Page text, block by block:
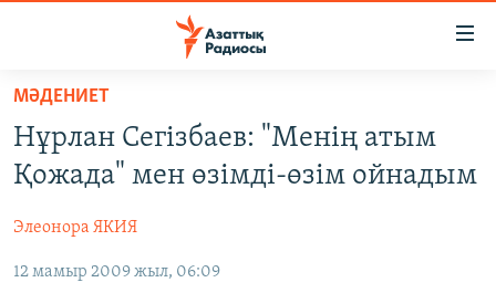
Skip
main
content
to
Navigation
САЯСАТ
ҚАҢТАР ОҚИҒАСЫ
АДАМ ҚҰҚЫҚТАРЫ
МӘДЕНИЕТ
Нұрлан Сегізбаев: "Менің атым
Қожада" мен өзімді-өзім ойнадым
Элеонора ЯКИЯ
12 мамыр 2009 жыл, 06:09